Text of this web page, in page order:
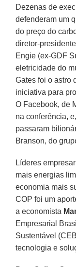
Dezenas de
defenderam um
do preço do
diretor-
Engie (ex-GDF
eletricidade do
Gates foi o astro
iniciativa para
O Facebook, de
na conferência,
passaram
Branson, do
Líderes
mais energias
economia mais
COP foi um
a economista
Empresarial
Sustentável
tecnologia e